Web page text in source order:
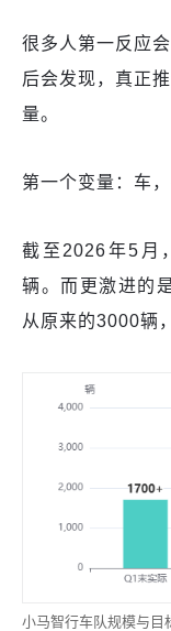
很多人第一反应
后会发现，真正
量。
第一个变量：车，
截至2026年5月
辆。而更激进的
从原来的3000辆
小马智行车队规模与目